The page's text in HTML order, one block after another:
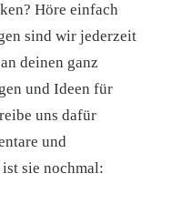
Höre einfach
sind wir jederzeit
deinen ganz
und Ideen für
uns dafür
und
sie nochmal: